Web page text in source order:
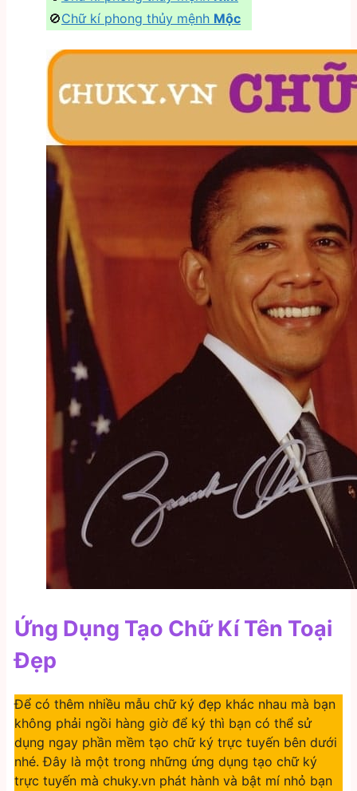
🚫Chữ kí phong thủy mệnh Mộc
Ứng Dụng Tạo Chữ Kí Tên Toại
Đẹp
Để có thêm nhiều mẫu chữ ký đẹp khác nhau mà bạn
không phải ngồi hàng giờ để ký thì bạn có thể sử
dụng ngay phần mềm tạo chữ ký trực tuyến bên dưới
nhé. Đây là một trong những ứng dụng tạo chữ ký
trực tuyến mà chuky.vn phát hành và bật mí nhỏ bạn